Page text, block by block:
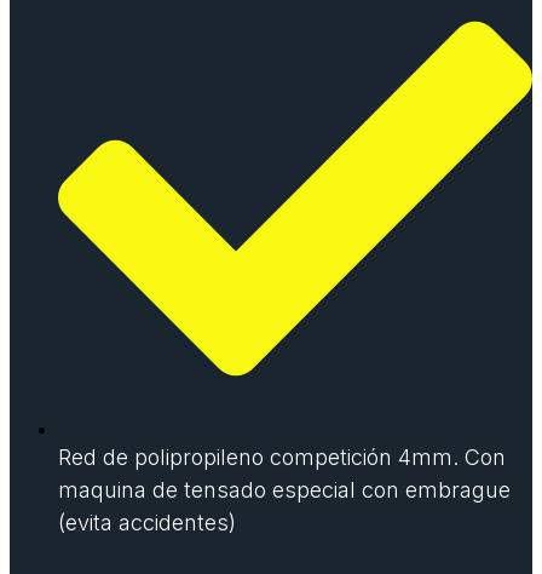
Red de polipropileno competición 4mm. Con
maquina de tensado especial con embrague
(evita accidentes)